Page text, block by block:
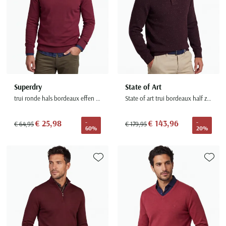
Superdry
trui ronde hals bordeaux effen katoen
€ 64,95€ 25,98
-
60%
State of Art
State of art trui bordeaux half zip wijde fit
€ 179,95€ 143,96
-
20%
Toevoegen aan favorieten